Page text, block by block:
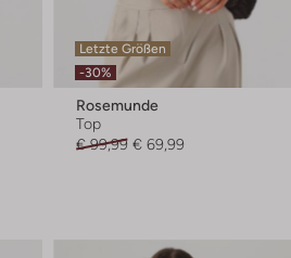
Letzte Größen
-30%
Rosemunde
Top
€ 99,99 € 69,99